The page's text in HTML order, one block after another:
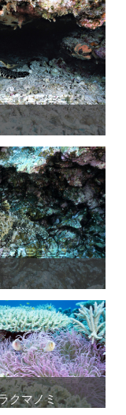
クマノミ
クマノミ